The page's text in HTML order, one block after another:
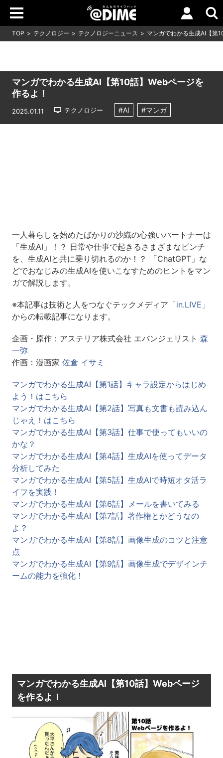
TOP テクノロジー テクノロジーニュース マンガでわかる生成AI【第
マンガでわかる生成AI【第10話】Webページを
作るよ！
2025.01.11 テクノロジー #AI #マンガ
一人暮らしを始めたばかりの沙織の心強いパートナーは
「生成AI」！？ 日常や仕事で起きるさまざまなピンチ
を、生成AIと共に乗り切れるのか！？ 「ChatGPT」な
どでおなじみの生成AIを使いこなすためのヒントをマン
ガで解説します。
※本記事は技術と人をつなぐテックメディア 「in.LIVE」
からの転載記事になります。
企画・原作：アステリア株式会社 エバンジェリスト 森
一弥
作画：漫画家 佐倉 イサミ
マンガでわかる生成AI【第1話】キャラ設定からはじめ
よう！はこちら
マンガでわかる生成AI【第2話】写真も文書も読み込ん
じゃえ！はこちら
マンガでわかる生成AI【第3話】仕事で使ってもいいの
かな？
マンガでわかる生成AI【第4話】生成AIを使ってデータ
分析してみた
マンガでわかる生成AI【第5話】生成AIで時短オタ活ラ
イフを実践！
マンガでわかる生成AI【第6話】メールを書いてみる
マンガでわかる生成AI【第7話】著作権とかどうなの
よ？
マンガでわかる生成AI【第8話】画像生成のコツと注意
点
マンガでわかる生成AI【第9話】画像生成でデザインチ
ームの能力を強化！
マンガでわかる生成AI【第10話】Webページ
を作るよ！